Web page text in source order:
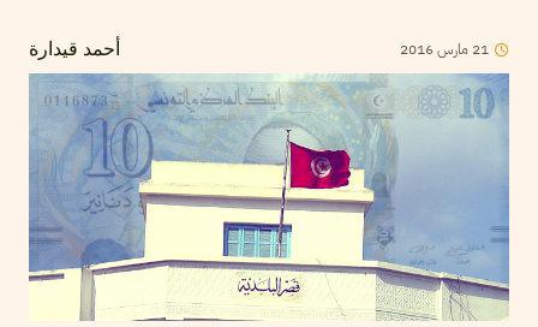
أحمد قيدارة 21 مارس2016